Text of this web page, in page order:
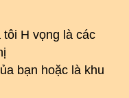
H vọng là các
bạn hoặc là khu